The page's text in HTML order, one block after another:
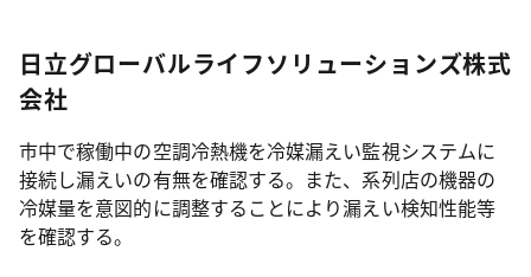
日立グローバルライフソリューションズ株式
会社
市中で稼働中の空調冷熱機を冷媒漏えい監視システムに
接続し漏えいの有無を確認する。また、系列店の機器の
冷媒量を意図的に調整することにより漏えい検知性能等
を確認する。